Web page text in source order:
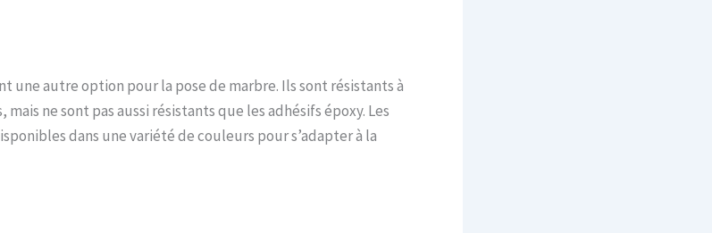
une autre option pour la pose de marbre. Ils sont résistants à
ne sont pas aussi résistants que les adhésifs époxy. Les
dans une variété de couleurs pour s’adapter à la